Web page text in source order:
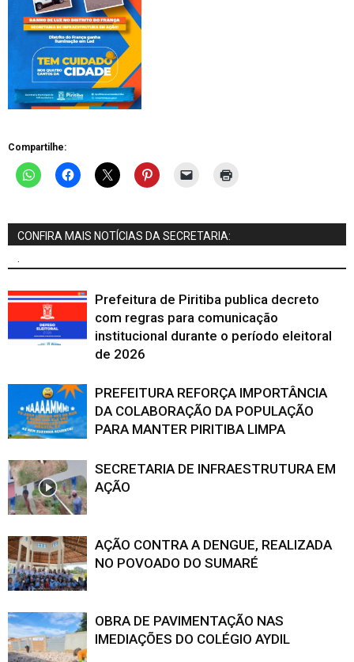
Compartilhe:
CONFIRA MAIS NOTÍCIAS DA SECRETARIA:
.
Prefeitura de Piritiba publica decreto
com regras para comunicação
institucional durante o período eleitoral
de 2026
PREFEITURA REFORÇA IMPORTÂNCIA
DA COLABORAÇÃO DA POPULAÇÃO
PARA MANTER PIRITIBA LIMPA
SECRETARIA DE INFRAESTRUTURA EM
AÇÃO
AÇÃO CONTRA A DENGUE, REALIZADA
NO POVOADO DO SUMARÉ
OBRA DE PAVIMENTAÇÃO NAS
IMEDIAÇÕES DO COLÉGIO AYDIL